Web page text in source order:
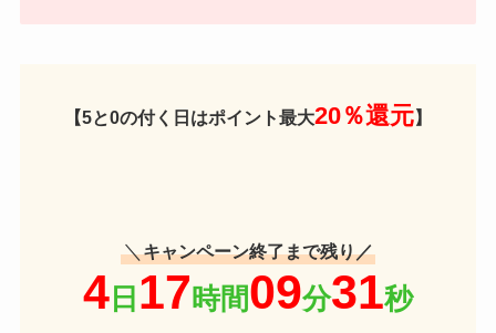
【5と0の付く日はポイント最大20％還元】
＼キャンペーン終了まで残り／